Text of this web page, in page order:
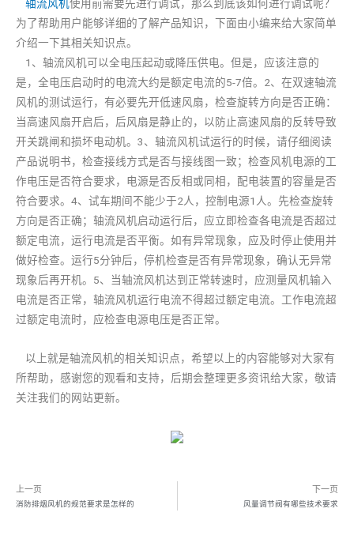
轴流风机使用前需要先进行调试，那么到底该如何进行调试呢？
为了帮助用户能够详细的了解产品知识，下面由小编来给大家简单
介绍一下其相关知识点。
1、轴流风机可以全电压起动或降压供电。但是，应该注意的
是，全电压启动时的电流大约是额定电流的5-7倍。2、在双速轴流
风机的测试运行，有必要先开低速风扇，检查旋转方向是否正确：
当高速风扇开启后，后风扇是静止的，以防止高速风扇的反转导致
开关跳闸和损坏电动机。3、轴流风机试运行的时候，请仔细阅读
产品说明书，检查接线方式是否与接线图一致；检查风机电源的工
作电压是否符合要求，电源是否反相或同相，配电装置的容量是否
符合要求。4、试车期间不能少于2人，控制电源1人。先检查旋转
方向是否正确；轴流风机启动运行后，应立即检查各电流是否超过
额定电流，运行电流是否平衡。如有异常现象，应及时停止使用并
做好检查。运行5分钟后，停机检查是否有异常现象，确认无异常
现象后再开机。5、当轴流风机达到正常转速时，应测量风机输入
电流是否正常，轴流风机运行电流不得超过额定电流。工作电流超
过额定电流时，应检查电源电压是否正常。
以上就是轴流风机的相关知识点，希望以上的内容能够对大家有
所帮助，感谢您的观看和支持，后期会整理更多资讯给大家，敬请
关注我们的网站更新。
上一页
消防排烟风机的规范要求是怎样的
下一页
风量调节阀有哪些技术要求